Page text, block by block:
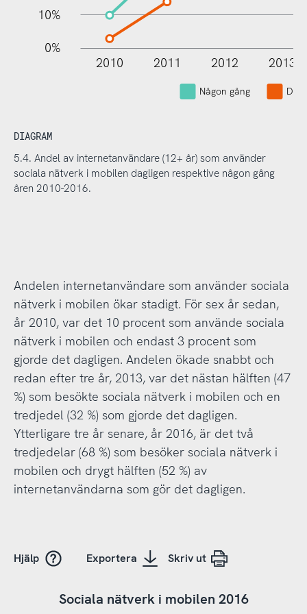
10%
0%
L
2010 2011 2012 2013
Någon gång
DIAGRAM
5.4. Andel av internetanvändare (12+ år) som använder
sociala nätverk i mobilen dagligen respektive någon gång
åren 2010-2016.
Andelen internetanvändare som använder sociala
nätverk i mobilen ökar stadigt. För sex år sedan,
år 2010, var det 10 procent som använde sociala
nätverk i mobilen och endast 3 procent som
gjorde det dagligen. Andelen ökade snabbt och
redan efter tre år, 2013, var det nästan hälften (47
%) som besökte sociala nätverk i mobilen och en
tredjedel (32 %) som gjorde det dagligen.
Ytterligare tre år senare, år 2016, är det två
tredjedelar (68 %) som besöker sociala nätverk i
mobilen och drygt hälften (52 %) av
internetanvändarna som gör det dagligen.
Hjälp Exportera Skriv ut
Sociala nätverk i mobilen 2016